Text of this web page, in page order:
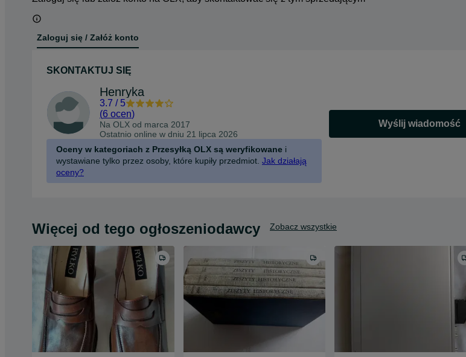
Zaloguj się / Załóż konto
SKONTAKTUJ SIĘ
Henryka
3.7 / 5
(6 ocen)
Na OLX od marca 2017
Ostatnio online w dniu 21 lipca 2026
Oceny w kategoriach z Przesyłką OLX są weryfikowane i
wystawiane tylko przez osoby, które kupiły przedmiot. Jak działają
oceny?
Wyślij wiadomość
Więcej od tego ogłoszeniodawcy Zobacz wszystkie